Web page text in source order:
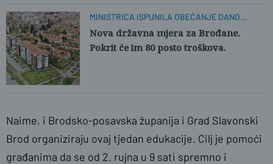
MINISTRICA ISPUNILA OBEĆANJE DANO
ŽUPANU MARUŠIĆU
Nova državna mjera za Brođane.
Pokrit će im 80 posto troškova.
Naime, i Brodsko-posavska županija i Grad Slavonski
Brod organiziraju ovaj tjedan edukacije. Cilj je pomoći
građanima da se od 2. rujna u 9 sati spremno i